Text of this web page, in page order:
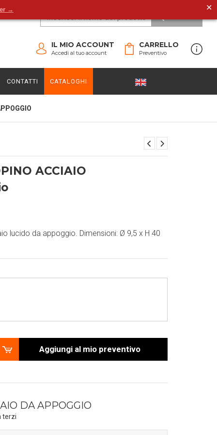
→ ✕
CARRELLO
Preventivo
IL MIO ACCOUNT
Accedi al tuo account
CONTATTI CATALOGHI
ACCIAIO
lucido da appoggio. Dimensioni: Ø 9,5 x H 40
Aggiungi al mio preventivo
DA APPOGGIO
terzi